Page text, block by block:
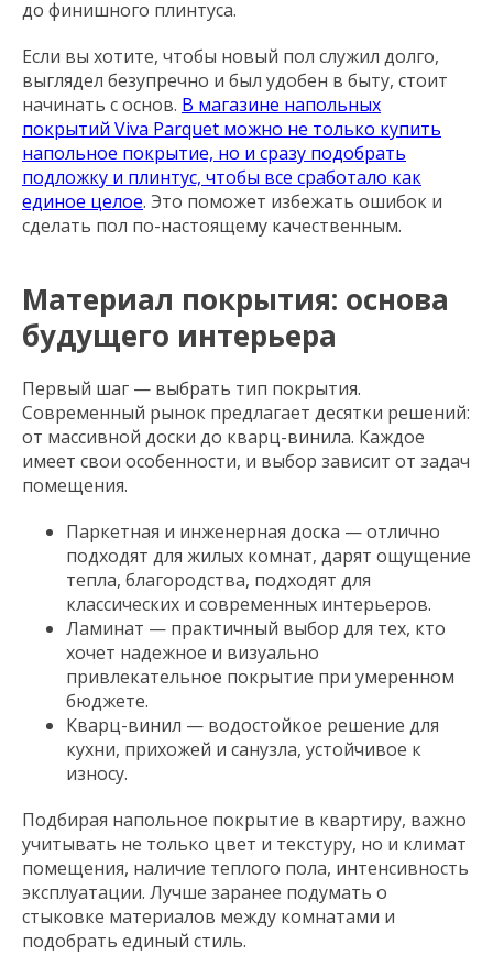
до финишного плинтуса.
Если вы хотите, чтобы новый пол служил долго,
выглядел безупречно и был удобен в быту, стоит
начинать с основ. В магазине напольных
покрытий Viva Parquet можно не только купить
напольное покрытие, но и сразу подобрать
подложку и плинтус, чтобы все сработало как
единое целое. Это поможет избежать ошибок и
сделать пол по-настоящему качественным.
Материал покрытия: основа
будущего интерьера
Первый шаг — выбрать тип покрытия.
Современный рынок предлагает десятки решений:
от массивной доски до кварц-винила. Каждое
имеет свои особенности, и выбор зависит от задач
помещения.
Паркетная и инженерная доска — отлично
подходят для жилых комнат, дарят ощущение
тепла, благородства, подходят для
классических и современных интерьеров.
Ламинат — практичный выбор для тех, кто
хочет надежное и визуально
привлекательное покрытие при умеренном
бюджете.
Кварц-винил — водостойкое решение для
кухни, прихожей и санузла, устойчивое к
износу.
Подбирая напольное покрытие в квартиру, важно
учитывать не только цвет и текстуру, но и климат
помещения, наличие теплого пола, интенсивность
эксплуатации. Лучше заранее подумать о
стыковке материалов между комнатами и
подобрать единый стиль.